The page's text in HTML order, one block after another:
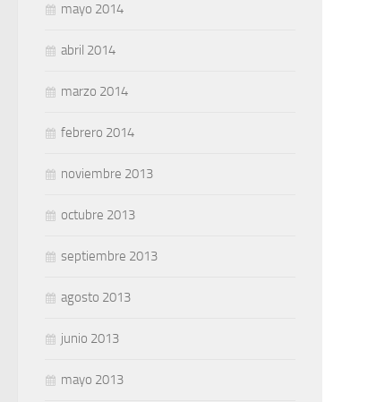
mayo 2014
abril 2014
marzo 2014
febrero 2014
noviembre 2013
octubre 2013
septiembre 2013
agosto 2013
junio 2013
mayo 2013